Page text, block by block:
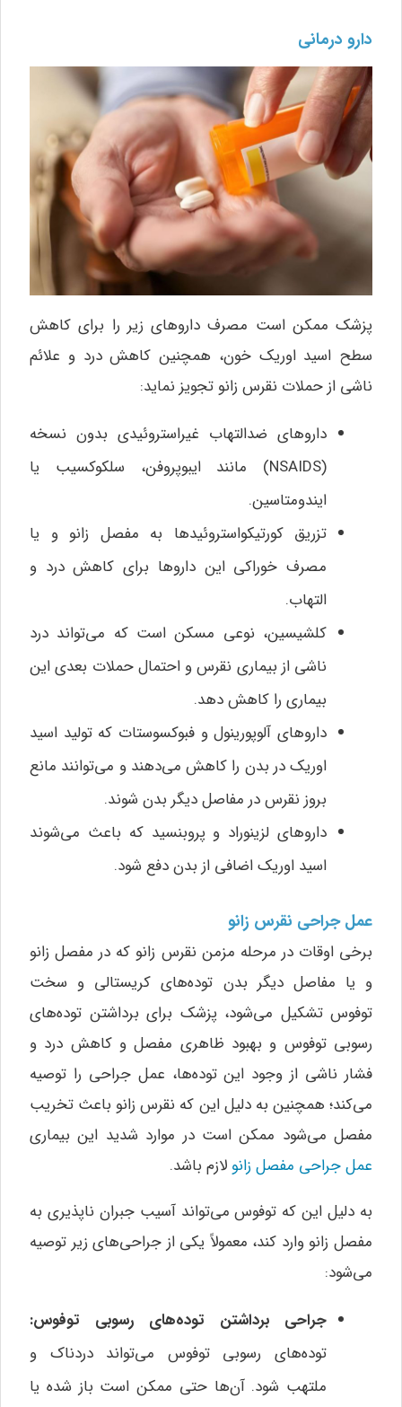
دارو درمانی
پزشک ممکن است مصرف داروهای زیر را برای کاهش
سطح اسید اوریک خون، همچنین کاهش درد و علائم
ناشی از حملات نقرس زانو تجویز نماید:
داروهای ضدالتهاب غیراستروئیدی بدون نسخه
(NSAIDS) مانند ایبوپروفن، سلکوکسیب یا
ایندومتاسین.
تزریق کورتیکواستروئیدها به مفصل زانو و یا
مصرف خوراکی این داروها برای کاهش درد و
التهاب.
کلشیسین، نوعی مسکن است که می‌تواند درد
ناشی از بیماری نقرس و احتمال حملات بعدی این
بیماری را کاهش دهد.
داروهای آلوپورینول و فبوکسوستات که تولید اسید
اوریک در بدن را کاهش می‌دهند و می‌توانند مانع
بروز نقرس در مفاصل دیگر بدن شوند.
داروهای لزینوراد و پروبنسید که باعث می‌شوند
اسید اوریک اضافی از بدن دفع شود.
عمل جراحی نقرس زانو
برخی اوقات در مرحله مزمن نقرس زانو که در مفصل زانو
و یا مفاصل دیگر بدن توده‌های کریستالی و سخت
توفوس تشکیل می‌شود، پزشک برای برداشتن توده‌های
رسوبی توفوس و بهبود ظاهری مفصل و کاهش درد و
فشار ناشی از وجود این توده‌ها، عمل جراحی را توصیه
می‌کند؛ همچنین به دلیل این که نقرس زانو باعث تخریب
مفصل می‌شود ممکن است در موارد شدید این بیماری
عمل جراحی مفصل زانو لازم باشد.
به دلیل این که توفوس می‌تواند آسیب جبران ناپذیری به
مفصل زانو وارد کند، معمولاً یکی از جراحی‌های زیر توصیه
می‌شود:
جراحی برداشتن توده‌های رسوبی توفوس:
توده‌های رسوبی توفوس می‌تواند دردناک و
ملتهب شود. آن‌ها حتی ممکن است باز شده یا